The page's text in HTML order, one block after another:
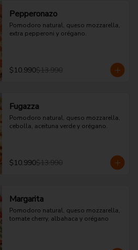
Pepperonazo
Pomodoro natural, queso mozzarella,
extra pepperoni y orégano.
$10.990$13.990
Fugazza
Pomodoro natural, queso mozzarella,
cebolla, aceituna verde y orégano.
$10.990$13.990
Margarita
Pomodoro natural, queso mozzarella,
tomate cherry, albahaca y orégano